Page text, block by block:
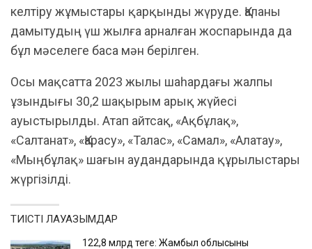
келтіру жұмыстары қарқынды жүруде. Қаланы
дамытудың үш жылға арналған жоспарында да
бұл мәселеге баса мән берілген.
Осы мақсатта 2023 жылы шаһардағы жалпы
ұзындығы 30,2 шақырым арық жүйесі
ауыстырылды. Атап айтсақ, «Ақбұлақ»,
«Салтанат», «Қарасу», «Талас», «Самал», «Алатау»,
«Мыңбұлақ» шағын аудандарында құрылыстары
жүргізілді.
ТИІСТІ ЛАУАЗЫМДАР
122,8 млрд теңге: Жамбыл облысының